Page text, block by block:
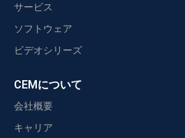
サービス
ソフトウェア
ビデオシリーズ
CEMについて
会社概要
キャリア